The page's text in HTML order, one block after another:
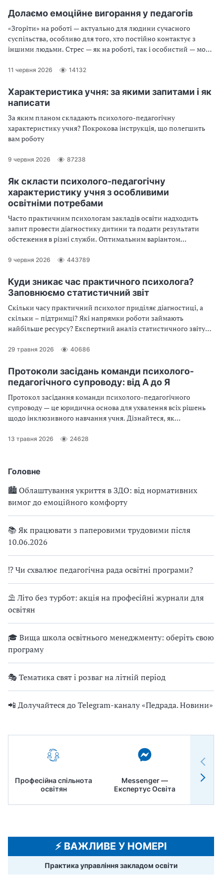
Головне
🏙 Облаштування укриття в ЗДО: від нормативних
вимог до емоційного комфорту
📚 Як працювати з паперовими трудовими після
10.06.2026
⁉ Чи схвалює педагогічна рада освітні програми?
⛱ Літо без турбот: акція на професійні журнали для
освітян
🎓 Вища школа освітнього менеджменту: оберіть свою
програму
🎭 Тематика свят і розваг на літній період
📲 Долучайтеся до Telegram-каналу «Педрада. Новини»
Професійна спільнота
освітян
Messenger —
Експертус Освіта
Долаємо емоційне вигорання у педагогів
«Згоріти» на роботі — актуально для людини сучасного
суспільства, особливо для того, хто постійно контактує з
іншими людьми. Стрес — як на роботі, так і особистий — може
симптоми та як долати емоційне й професійне вигорання
11 червня 2026 14132
Характеристика учня: за якими запитами і як
написати
За яким планом складають психолого-педагогічну
характеристику учня? Покрокова інструкція, що полегшить
вам роботу
9 червня 2026 87238
Як скласти психолого-педагогічну
характеристику учня з особливими
освітніми потребами
Часто практичним психологам закладів освіти надходить
запит провести діагностику дитини та подати результати
обстеження в різні служби. Оптимальним варіантом
характеристика учня. Можете скористатися її орієнтовною
9 червня 2026 443789
Куди зникає час практичного психолога?
Заповнюємо статистичний звіт
Скільки часу практичний психолог приділяє діагностиці, а
скільки – підтримці? Які напрямки роботи займають
найбільше ресурсу? Експертний аналіз статистичного звіту
школі чи дитсадку. Як заповнити цей документ – розбираємо
29 травня 2026 40686
Протоколи засідань команди психолого-
педагогічного супроводу: від А до Я
Протокол засідання команди психолого-педагогічного
супроводу — це юридична основа для ухвалення всіх рішень
щодо інклюзивного навчання учня. Дізнайтеся, як
інструмент ефективної роботи в інклюзії. Усі деталі та зразки
13 травня 2026 24628
⚡️ ВАЖЛИВЕ У НОМЕРІ
Практика управління закладом освіти